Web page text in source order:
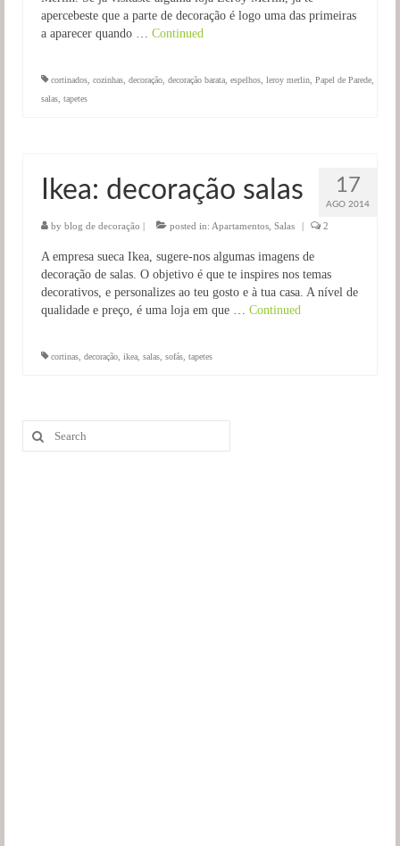
apercebeste que a parte de decoração é logo uma das primeiras
a aparecer quando … Continued
cortinados cozinhas decoração decoração barata espelhos leroy merlin Papel de Parede
salas tapetes
17
AGO 2014
Ikea: decoração salas
by blog de decoração | posted in: Apartamentos Salas | 2
A empresa sueca Ikea, sugere-nos algumas imagens de
decoração de salas. O objetivo é que te inspires nos temas
decorativos, e personalizes ao teu gosto e à tua casa. A nível de
qualidade e preço, é uma loja em que … Continued
cortinas decoração ikea salas sofás tapetes
Search
for: